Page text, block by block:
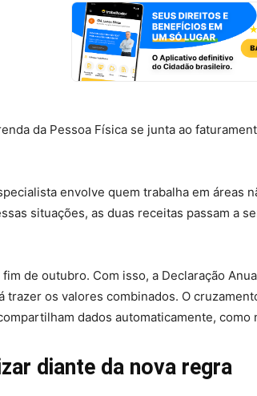
da Pessoa Física se junta ao
envolve quem trabalha em áreas
situações, as duas receitas passam a
de outubro. Com isso, a Declaração
trazer os valores combinados. O
dados automaticamente,
diante da nova regra